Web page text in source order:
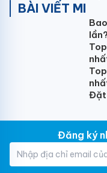
Trọng lượng tịnh/cả
Kích thước ống nối
9.52/19.05
Chiều dài tối thiểu/
4/15/40
BÀI VIẾT MI
lần?
Đặt
Đăng ký